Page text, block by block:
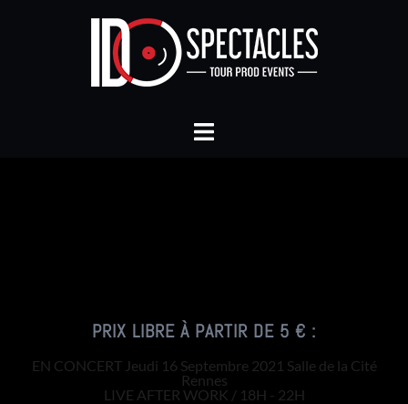
PRIX LIBRE À PARTIR DE 5 € :
EN CONCERT Jeudi 16 Septembre 2021 Salle de la Cité
Rennes
LIVE AFTER WORK / 18H - 22H